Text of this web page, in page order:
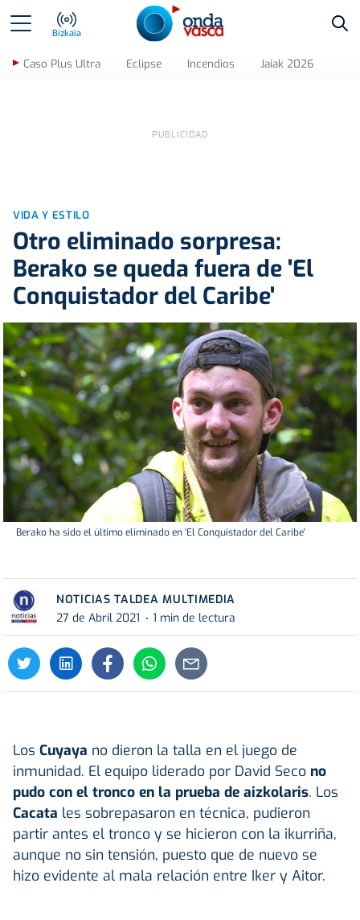
Bizkaia
Caso Plus Ultra Eclipse Incendios Jaiak 2026
VIDA Y ESTILO
Otro eliminado sorpresa:
Berako se queda fuera de 'El
Conquistador del Caribe'
Berako ha sido el último eliminado en 'El Conquistador del Caribe'
NOTICIAS TALDEA MULTIMEDIA
27 de Abril 2021
1 min de lectura
Los Cuyaya no dieron la talla en el juego de
inmunidad. El equipo liderado por David Seco no
pudo con el tronco en la prueba de aizkolaris. Los
Cacata les sobrepasaron en técnica, pudieron
partir antes el tronco y se hicieron con la ikurriña,
aunque no sin tensión, puesto que de nuevo se
hizo evidente al mala relación entre Iker y Aitor.